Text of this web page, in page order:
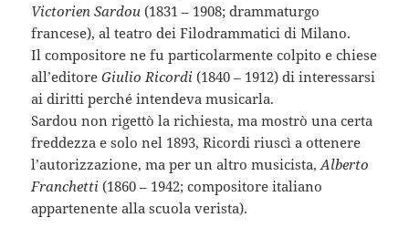
Victorien Sardou (1831 – 1908; drammaturgo
francese), al teatro dei Filodrammatici di Milano.
Il compositore ne fu particolarmente colpito e chiese
all’editoreGiulio Ricordi (1840 – 1912) di interessarsi
ai diritti perché intendeva musicarla.
Sardou non rigettò la richiesta, ma mostrò una certa
freddezza e solo nel 1893, Ricordi riuscì a ottenere
l’autorizzazione, ma per un altro musicista,Alberto
Franchetti (1860 – 1942; compositore italiano
appartenente alla scuola verista).